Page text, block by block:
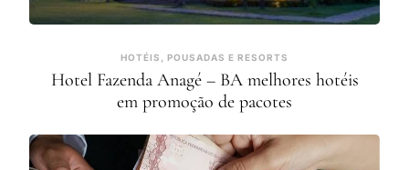
HOTÉIS, POUSADAS E RESORTS
Hotel Fazenda Anagé – BA melhores hotéis
em promoção de pacotes